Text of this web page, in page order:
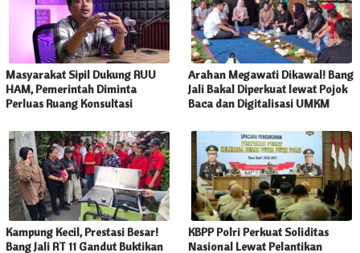
Masyarakat Sipil Dukung RUU
HAM, Pemerintah Diminta
Perluas Ruang Konsultasi
Arahan Megawati Dikawal! Bang
Jali Bakal Diperkuat lewat Pojok
Baca dan Digitalisasi UMKM
Kampung Kecil, Prestasi Besar!
Bang Jali RT 11 Gandut Buktikan
KBPP Polri Perkuat Soliditas
Nasional Lewat Pelantikan